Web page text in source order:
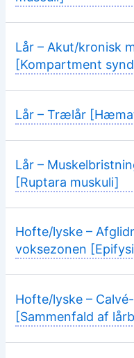
Lår – Akut/kronisk
[Kompartment
Lår – Trælår
Lår –
[Ruptara muskuli]
Hofte/lyske –
voksezonen
Hofte/lyske –
[Sammenfald af